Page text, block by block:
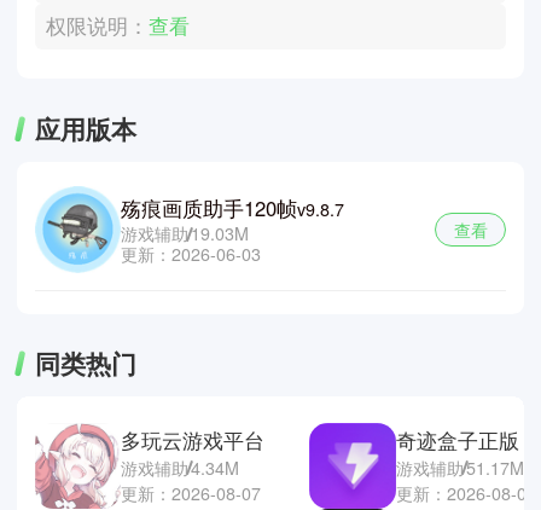
权限说明：查看
应用版本
殇痕画质助手120帧v9.8.7
游戏辅助19.03M
更新：2026-06-03
查看
同类热门
多玩云游戏平台
游戏辅助4.34M
更新：2026-08-07
奇迹盒子正版
游戏辅助51.17M
更新：2026-08-06